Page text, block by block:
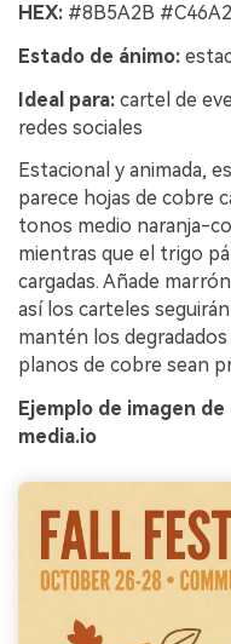
HEX: #8B5A2B
Estado de ánimo:
Ideal para: cartel de
redes sociales
Estacional y animada,
parece hojas de cobre
tonos medio naranja-
mientras que el trigo
cargadas. Añade
así los carteles
mantén los
planos de cobre sean
Ejemplo de imagen
media.io